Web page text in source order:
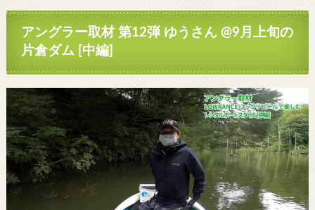
アングラー取材 第12弾 ゆうさん @9月上旬の
片倉ダム [中編]